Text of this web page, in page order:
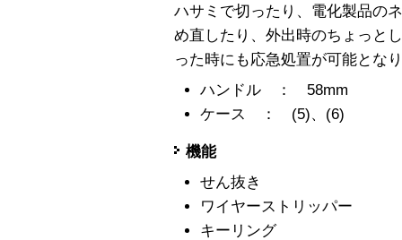
ハサミで切ったり、電化製品の
め直したり、外出時のちょっと
った時にも応急処置が可能とな
ハンドル ： 58mm
ケース ： (5)、(6)
機能
せん抜き
ワイヤーストリッパー
キーリング